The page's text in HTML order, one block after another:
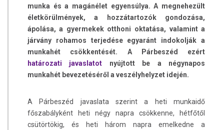
munka és a magánélet egyensúlya. A megnehezült
életkörülmények, a hozzátartozók gondozása,
ápolása, a gyermekek otthoni oktatása, valamint a
járvány rohamos terjedése egyaránt indokolják a
munkahét csökkentését. A Párbeszéd ezért
határozati javaslatot nyújtott be a négynapos
munkahét bevezetéséről a veszélyhelyzet idején.
A Párbeszéd javaslata szerint a heti munkaidő
főszabályként heti négy napra csökkenne, hétfőtől
csütörtökig, és heti három napra emelkedne a